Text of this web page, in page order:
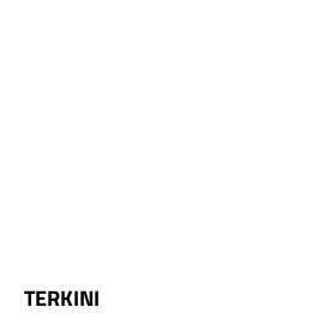
TERKINI